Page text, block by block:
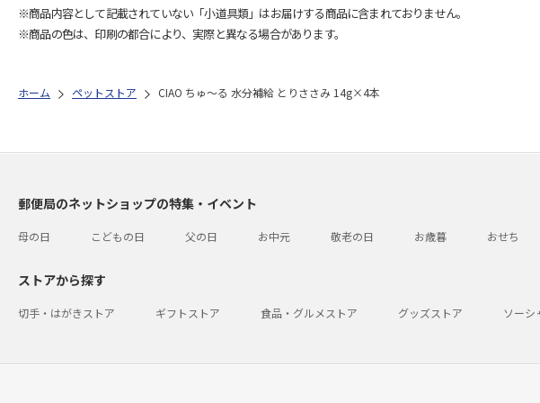
※商品内容として記載されていない「小道具類」はお届けする商品に含まれておりません。
※商品の色は、印刷の都合により、実際と異なる場合があります。
ホーム ペットストア CIAO ちゅ～る 水分補給 とりささみ 14g×4本
郵便局のネットショップの特集・イベント
母の日 こどもの日 父の日 お中元 敬老の日 お歳暮 おせち
ストアから探す
切手・はがきストア ギフトストア 食品・グルメストア グッズストア ソーシ